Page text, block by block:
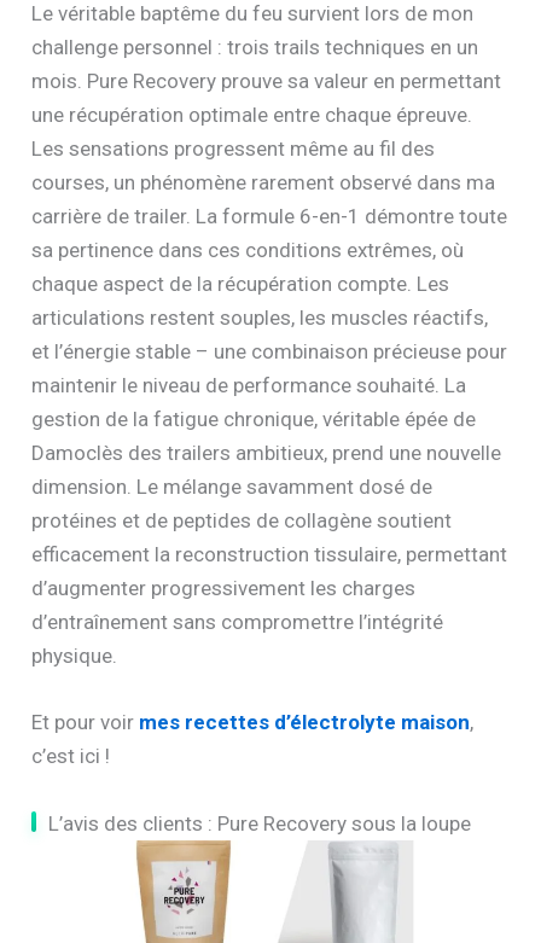
Le véritable baptême du feu survient lors de mon
challenge personnel : trois trails techniques en un
mois. Pure Recovery prouve sa valeur en permettant
une récupération optimale entre chaque épreuve.
Les sensations progressent même au fil des
courses, un phénomène rarement observé dans ma
carrière de trailer. La formule 6-en-1 démontre toute
sa pertinence dans ces conditions extrêmes, où
chaque aspect de la récupération compte. Les
articulations restent souples, les muscles réactifs,
et l’énergie stable – une combinaison précieuse pour
maintenir le niveau de performance souhaité. La
gestion de la fatigue chronique, véritable épée de
Damoclès des trailers ambitieux, prend une nouvelle
dimension. Le mélange savamment dosé de
protéines et de peptides de collagène soutient
efficacement la reconstruction tissulaire, permettant
d’augmenter progressivement les charges
d’entraînement sans compromettre l’intégrité
physique.
Et pour voir mes recettes d’électrolyte maison,
c’est ici !
L’avis des clients : Pure Recovery sous la loupe